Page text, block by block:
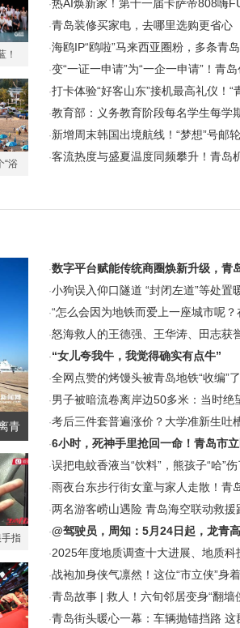
！
青少
动
“浴
·热AI焕新家！第十一届卡萨帝808嗨FUN潮电节
·青岛装修买家电，去哪里选购更省心
·海鸥IP“鸥啦”马来西亚圈粉，多条青岛入
·变“一证一申请”为“一企一申请”！青岛创新推出“
·打卡体验“好客山东”接机最高礼仪！“青岛接机酒
·教育部：义务教育阶段每名学生每学期至少完
·新增周末韩国出境航线！“梦想”号邮
·客流热度与盛夏温度同频攀升！青岛机场
青
指
(图)
·数字平台赋能传统商圈焕新升级，青岛这条
·小狗误入仰口隧道 “封闭左道”等处置暖透山海 全国千万
·“怎么会因为地铁而爱上一座城市呢？在青岛会的！”
·怒海救人的王德强、王华涛、田志获誉“青岛西海岸新区见义勇为模范群体
·“女儿夸我牛，我觉得确实有点牛”
·全网点赞的烤馒头被青岛地铁“收编”了
·男子被暗流卷离岸边50多米：当时绝望了 3名“青岛小
·考后三件套普遍涨价？大学准新生吐槽：3000元入
·6小时，死神手里抢回一命！青岛市立医院急诊团队成功救治一例乳
·误把电蚊香液当“饮料”，熊孩子“哈”伤了
·雨夜台东步行街女童与家人走散！青岛民警
·两名游客崂山遇险 青岛海空联动救援
·@驾驶员，周知：5月24日起，龙青高速这
·2025年度地质调查十大进展、地质科技十大进展公示
·战袍加身侠气凛然！这位“市立侠”身着79号
·青岛故事 | 救人！六旬邻居变身“翻墙侠”，闯火
·青岛街头暖心一幕：车辆抛锚挡路 这群热